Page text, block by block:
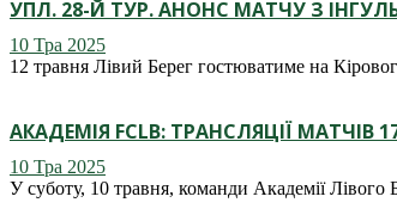
УПЛ. 28-Й ТУР. АНОНС МАТЧУ З
10 Тра 2025
12 травня Лівий Берег гостюватиме на
АКАДЕМІЯ FCLB: ТРАНСЛЯЦІЇ
10 Тра 2025
У суботу, 10 травня, команди Академії